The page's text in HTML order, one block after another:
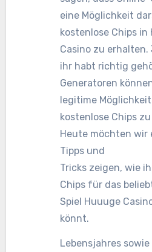
eine Möglichkeit
kostenlose Chips in
Casino zu erhalten.
ihr habt richtig
Generatoren
legitime
kostenlose Chips
Heute möchten wir
Tipps und
Tricks zeigen, wie
Chips für das
Spiel Huuuge
könnt.
Lebensjahres sowie